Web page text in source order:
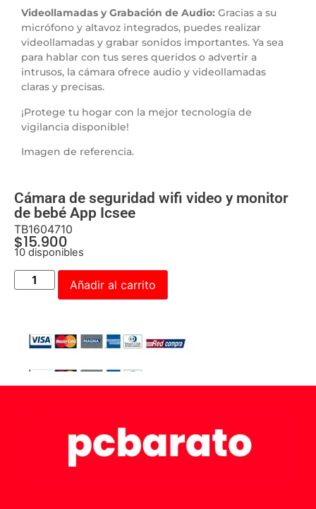
Videollamadas y Grabación de Audio: Gracias a su
micrófono y altavoz integrados, puedes realizar
videollamadas y grabar sonidos importantes. Ya sea
para hablar con tus seres queridos o advertir a
intrusos, la cámara ofrece audio y videollamadas
claras y precisas.
¡Protege tu hogar con la mejor tecnología de
vigilancia disponible!
Imagen de referencia.
Cámara de seguridad wifi video y monitor
de bebé App Icsee
TB1604710
$15.900
10 disponibles
Añadir al carrito